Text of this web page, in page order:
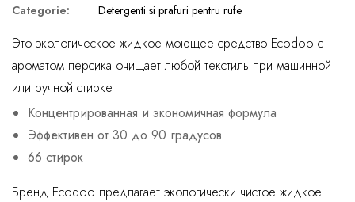
Categorie: Detergenti si prafuri pentru rufe
Это экологическое жидкое моющее средство Ecodoo с
ароматом персика очищает любой текстиль при машинной
или ручной стирке
Концентрированная и экономичная формула
Эффективен от 30 до 90 градусов
66 стирок
Бренд Ecodoo предлагает экологически чистое жидкое